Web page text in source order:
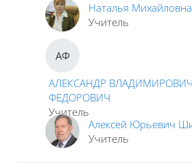
Наталья
Учитель
АФ
АЛЕКСАНДР ВЛАДИМИРОВИЧ
ФЕДОРОВИЧ
Учитель
Алексей Юрьевич
Учитель